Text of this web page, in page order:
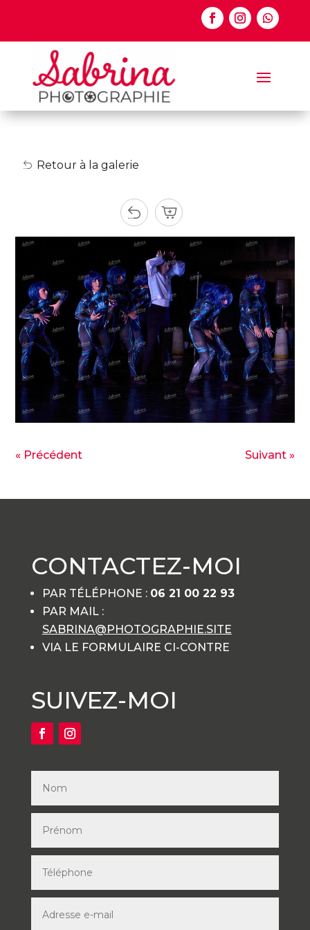
Retour à la galerie
« Précédent Suivant »
CONTACTEZ-MOI
PAR TÉLÉPHONE : 06 21 00 22 93
PAR MAIL :
SABRINA@PHOTOGRAPHIE.SITE
VIA LE FORMULAIRE CI-CONTRE
SUIVEZ-MOI